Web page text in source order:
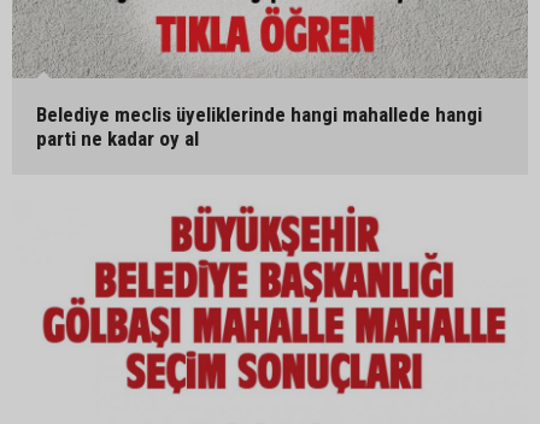
Belediye meclis üyeliklerinde hangi mahallede hangi
parti ne kadar oy al